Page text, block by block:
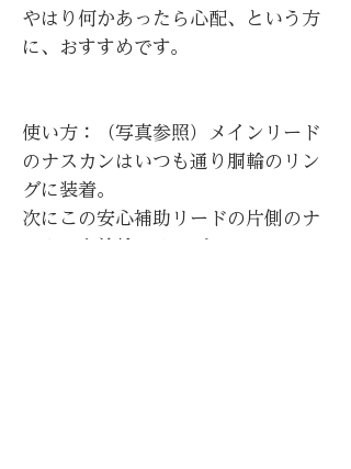
やはり何かあったら心配、という方
に、おすすめです。
使い方：（写真参照）メインリード
のナスカンはいつも通り胴輪のリン
グに装着。
次にこの安心補助リードの片側のナ